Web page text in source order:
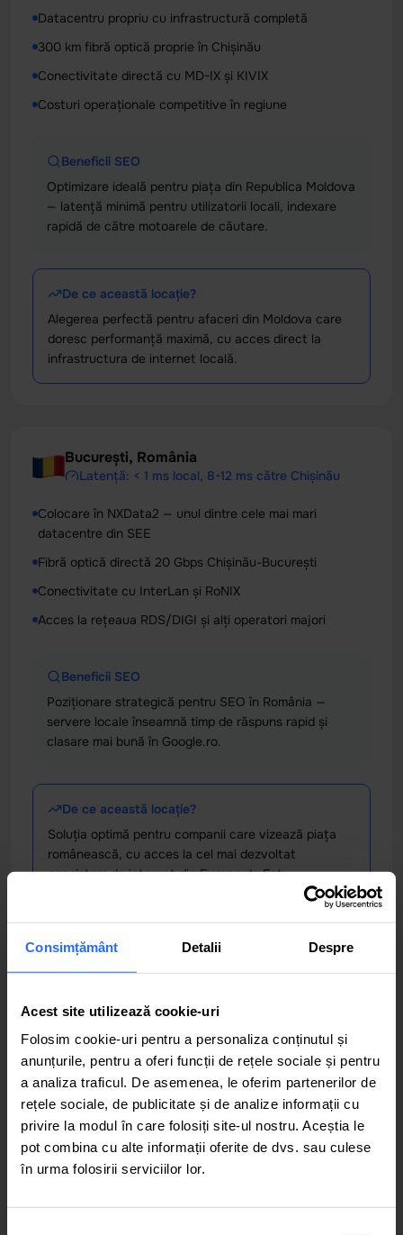
Consimțământ Detalii Despre
Acest site utilizează cookie-uri
Folosim cookie-uri pentru a personaliza conținutul și
anunțurile, pentru a oferi funcții de rețele sociale și pentru
a analiza traficul. De asemenea, le oferim partenerilor de
rețele sociale, de publicitate și de analize informații cu
privire la modul în care folosiți site-ul nostru. Aceștia le
pot combina cu alte informații oferite de dvs. sau culese
în urma folosirii serviciilor lor.
Datacentru propriu cu infrastructură completă
300 km fibră optică proprie în Chișinău
Conectivitate directă cu MD-IX și KIVIX
Costuri operaționale competitive în regiune
Beneficii SEO
Optimizare ideală pentru piața din Republica Moldova
— latență minimă pentru utilizatorii locali, indexare
rapidă de către motoarele de căutare.
De ce această locație?
Alegerea perfectă pentru afaceri din Moldova care
doresc performanță maximă, cu acces direct la
infrastructura de internet locală.
București, România
Latență: < 1 ms local, 8-12 ms către Chișinău
Colocare în NXData2 — unul dintre cele mai mari
datacentre din SEE
Fibră optică directă 20 Gbps Chișinău-București
Conectivitate cu InterLan și RoNIX
Acces la rețeaua RDS/DIGI și alți operatori majori
Beneficii SEO
Poziționare strategică pentru SEO în România —
servere locale înseamnă timp de răspuns rapid și
clasare mai bună în Google.ro.
De ce această locație?
Soluția optimă pentru companii care vizează piața
românească, cu acces la cel mai dezvoltat
ecosistem de internet din Europa de Est.
funcționează?
Un centru de date (datacentru) este o facilitate
specializată care găzduiește infrastructura IT critică —
servere, echipamente de rețea, sisteme de stocare și
soluții de securitate — într-un mediu controlat și protejat.
Cum funcționează un centru de date
modern?
Un datacentru profesional integrează mai multe straturi